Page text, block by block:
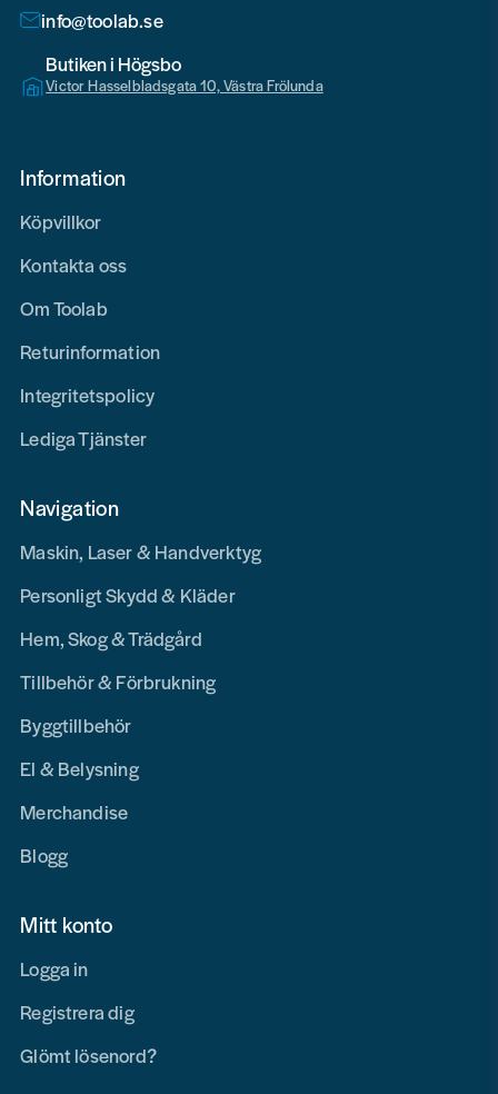
info@toolab.se
Butiken i Högsbo
Victor Hasselbladsgata 10, Västra Frölunda
Information
Köpvillkor
Kontakta oss
Om Toolab
Returinformation
Integritetspolicy
Lediga Tjänster
Navigation
Maskin, Laser & Handverktyg
Personligt Skydd & Kläder
Hem, Skog & Trädgård
Tillbehör & Förbrukning
Byggtillbehör
El & Belysning
Merchandise
Blogg
Mitt konto
Logga in
Registrera dig
Glömt lösenord?